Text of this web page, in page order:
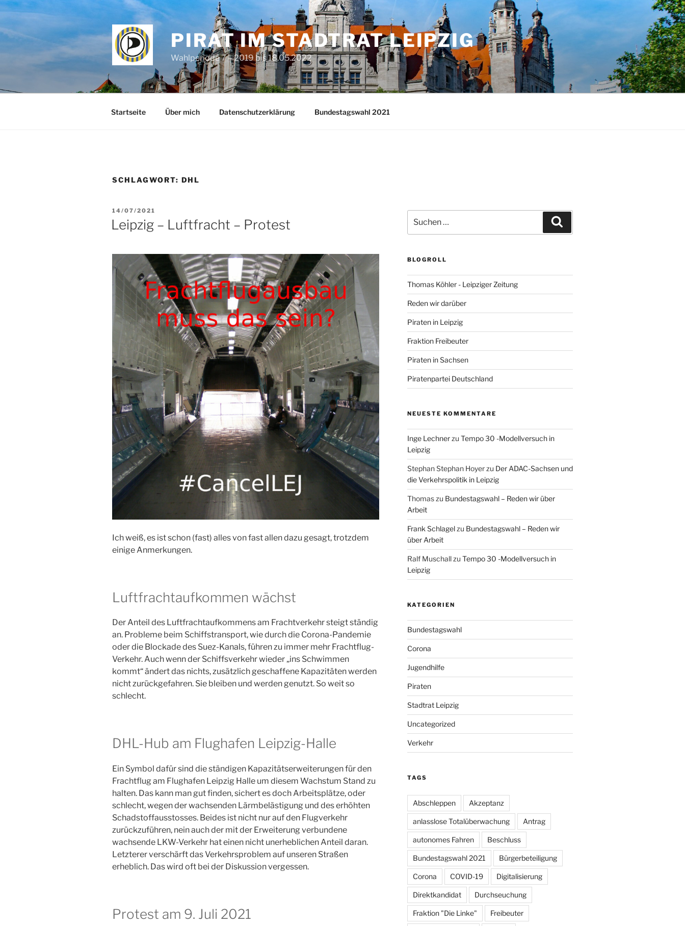
Zum
springen
PIRAT IM STADTRAT LEIPZIG
Wahlperiode 7 – 2019 bis 18.05.2022
Startseite Über mich Datenschutzerklärung Bundestagswahl 2021
SCHLAGWORT: DHL
VERÖFFENTLICHT
AM
14/07/2021
Leipzig – Luftfracht – Protest
Ich weiß, es ist schon (fast) alles von fast allen dazu gesagt, trotzdem
einige Anmerkungen.
Luftfrachtaufkommen wächst
Der Anteil des Luftfrachtaufkommens am Frachtverkehr steigt ständig
an. Probleme beim Schiffstransport, wie durch die Corona-Pandemie
oder die Blockade des Suez-Kanals, führen zu immer mehr Frachtflug-
Verkehr. Auch wenn der Schiffsverkehr wieder „ins Schwimmen
kommt“ ändert das nichts, zusätzlich geschaffene Kapazitäten werden
nicht zurückgefahren. Sie bleiben und werden genutzt. So weit so
schlecht.
DHL-Hub am Flughafen Leipzig-Halle
Ein Symbol dafür sind die ständigen Kapazitätserweiterungen für den
Frachtflug am Flughafen Leipzig Halle um diesem Wachstum Stand zu
halten. Das kann man gut finden, sichert es doch Arbeitsplätze, oder
schlecht, wegen der wachsenden Lärmbelästigung und des erhöhten
Schadstoffausstosses. Beides ist nicht nur auf den Flugverkehr
zurückzuführen, nein auch der mit der Erweiterung verbundene
wachsende LKW-Verkehr hat einen nicht unerheblichen Anteil daran.
Letzterer verschärft das Verkehrsproblem auf unseren Straßen
erheblich. Das wird oft bei der Diskussion vergessen.
Protest am 9. Juli 2021
nach:
BLOGROLL
Thomas Köhler - Leipziger Zeitung
Reden wir darüber
Piraten in Leipzig
Fraktion Freibeuter
Piraten in Sachsen
Piratenpartei Deutschland
NEUESTE KOMMENTARE
Inge Lechnerzu Tempo 30 -Modellversuch in
Leipzig
Stephan Stephan Hoyerzu Der ADAC-Sachsen und
die Verkehrspolitik in Leipzig
Thomaszu Bundestagswahl – Reden wir über
Arbeit
Frank Schlagelzu Bundestagswahl – Reden wir
über Arbeit
Ralf Muschallzu Tempo 30 -Modellversuch in
Leipzig
KATEGORIEN
Bundestagswahl
Corona
Jugendhilfe
Piraten
Stadtrat Leipzig
Uncategorized
Verkehr
TAGS
Abschleppen Akzeptanz
anlasslose Totalüberwachung Antrag
autonomes Fahren Beschluss
Bundestagswahl 2021 Bürgerbeteiligung
Corona COVID-19 Digitalisierung
Direktkandidat Durchseuchung
Fraktion "Die Linke" Freibeuter